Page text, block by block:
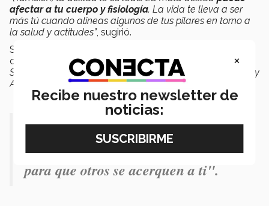
afectar a tu cuerpo y fisiología. La vida te lleva a ser
más tú cuando alineas algunos de tus pilares en torno a
la salud y actitudes”, sugirió.
Ser saludable, hidratarse y equilibrar la oxigenación son
otros consejos que ofreció el autor deSuperLife: The 5
Simple Fixes That Will Make You Healthy, Fit, and Eternally
Awesome
para llegar a lasupervida.
"El espacio de donde provienes y la
actitud que tienes genera el puente
para que otros se acerquen a ti".
×
Recibe nuestro newsletter de
noticias: